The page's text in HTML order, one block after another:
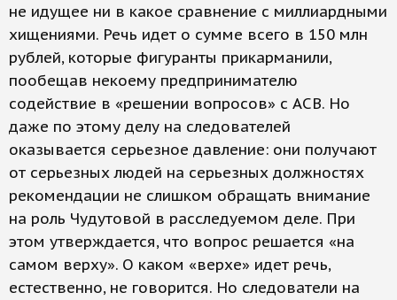
не идущее ни в какое сравнение с миллиардными
хищениями. Речь идет о сумме всего в 150 млн
рублей, которые фигуранты прикарманили,
пообещав некоему предпринимателю
содействие в «решении вопросов» с АСВ. Но
даже по этому делу на следователей
оказывается серьезное давление: они получают
от серьезных людей на серьезных должностях
рекомендации не слишком обращать внимание
на роль Чудутовой в расследуемом деле. При
этом утверждается, что вопрос решается «на
самом верху». О каком «верхе» идет речь,
естественно, не говорится. Но следователи на